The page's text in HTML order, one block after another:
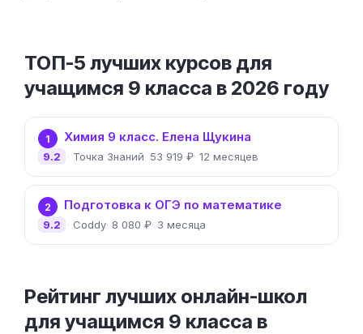
ТОП-5 лучших курсов для
учащимся 9 класса в 2026 году
1 Химия 9 класс. Елена Щукина
Точка Знаний 53 919 ₽ 12 месяцев
9.2
2 Подготовка к ОГЭ по математике
Coddy 8 080 ₽ 3 месяца
9.2
Рейтинг лучших онлайн-школ
для учащимся 9 класса в